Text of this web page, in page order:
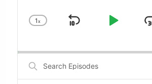
Change
1x
Skip
Play
Search
Episodes